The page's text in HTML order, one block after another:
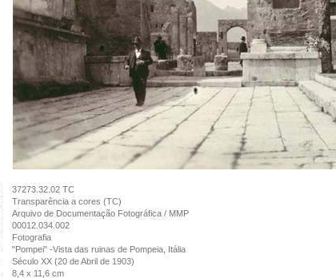
37273.32.02 TC
Transparência a cores (TC)
Arquivo de Documentação Fotográfica / MMP
00012.034.002
Fotografia
"Pompei" -Vista das ruinas de Pompeia, Itália
Século XX (20 de Abril de 1903)
8,4 x 11,6 cm